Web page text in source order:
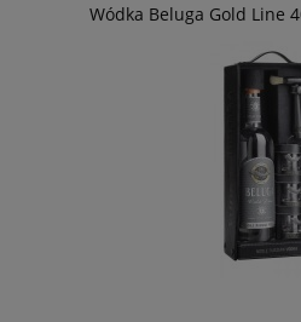
Wódka Beluga Gold Line